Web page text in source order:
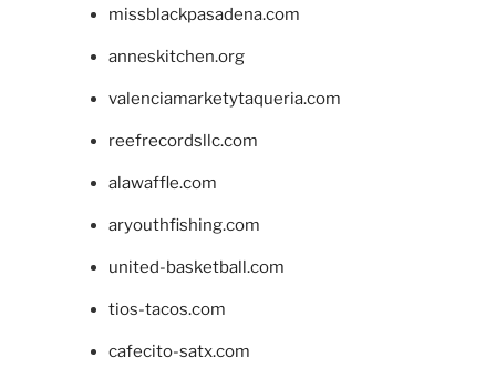
missblackpasadena.com
anneskitchen.org
valenciamarketytaqueria.com
reefrecordsllc.com
alawaffle.com
aryouthfishing.com
united-basketball.com
tios-tacos.com
cafecito-satx.com